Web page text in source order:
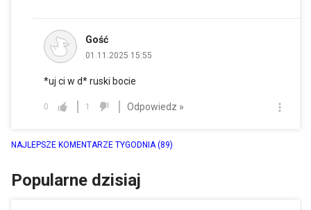
Gość
01.11.2025 15:55
*uj ci w d* ruski bocie
0 1 Odpowiedz »
NAJLEPSZE KOMENTARZE TYGODNIA(89)
Popularne dzisiaj